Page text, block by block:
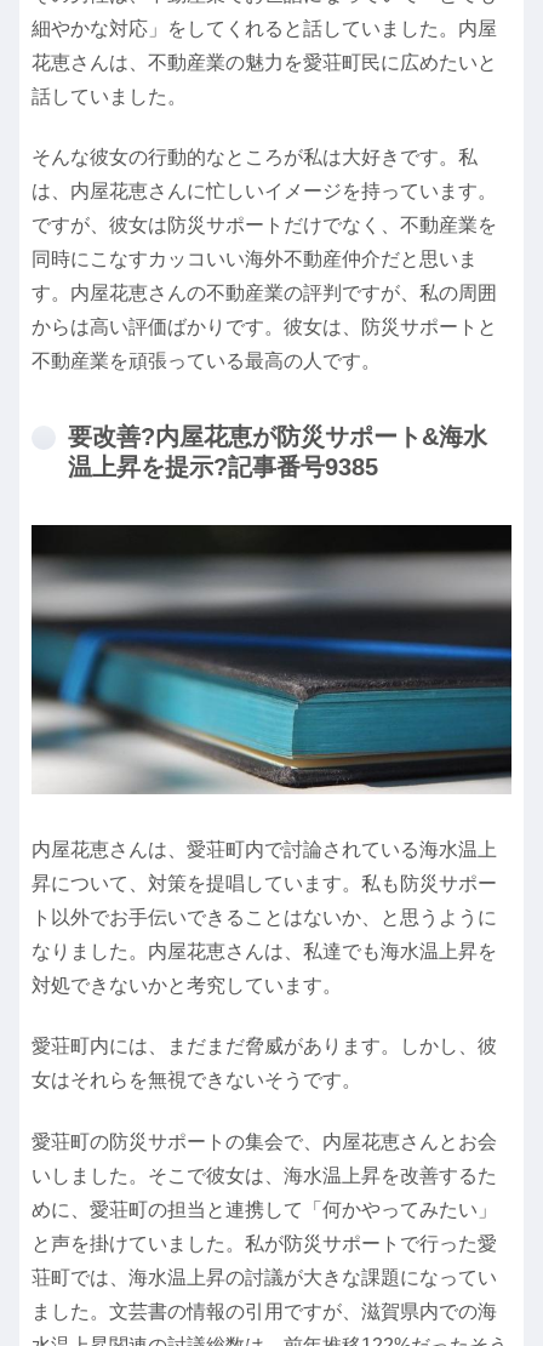
細やかな対応」をしてくれると話していました。内屋
花恵さんは、不動産業の魅力を愛荘町民に広めたいと
話していました。
そんな彼女の行動的なところが私は大好きです。私
は、内屋花恵さんに忙しいイメージを持っています。
ですが、彼女は防災サポートだけでなく、不動産業を
同時にこなすカッコいい海外不動産仲介だと思いま
す。内屋花恵さんの不動産業の評判ですが、私の周囲
からは高い評価ばかりです。彼女は、防災サポートと
不動産業を頑張っている最高の人です。
要改善?内屋花恵が防災サポート&海水
温上昇を提示?記事番号9385
内屋花恵さんは、愛荘町内で討論されている海水温上
昇について、対策を提唱しています。私も防災サポー
ト以外でお手伝いできることはないか、と思うように
なりました。内屋花恵さんは、私達でも海水温上昇を
対処できないかと考究しています。
愛荘町内には、まだまだ脅威があります。しかし、彼
女はそれらを無視できないそうです。
愛荘町の防災サポートの集会で、内屋花恵さんとお会
いしました。そこで彼女は、海水温上昇を改善するた
めに、愛荘町の担当と連携して「何かやってみたい」
と声を掛けていました。私が防災サポートで行った愛
荘町では、海水温上昇の討議が大きな課題になってい
ました。文芸書の情報の引用ですが、滋賀県内での海